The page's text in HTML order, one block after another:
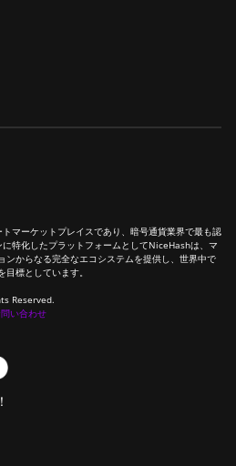
マーケットプレイスであり、暗号通貨業界で最も認
特化したプラットフォームとしてNiceHashは、マ
ンからなる完全なエコシステムを提供し、世界中で
標としています。
Reserved.
い合わせ